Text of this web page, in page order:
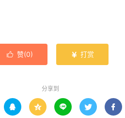
 赞(0)  打赏
分享到
    